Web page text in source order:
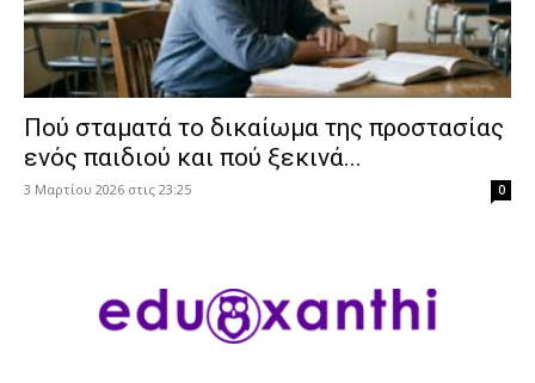
Πού σταματά το δικαίωμα της προστασίας
ενός παιδιού και πού ξεκινά...
3 Μαρτίου 2026 στις 23:25 0